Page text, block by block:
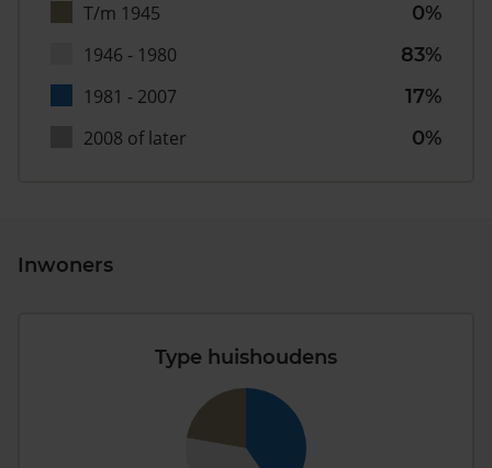
T/m 1945
0%
1946 - 1980
83%
1981 - 2007
17%
2008 of later
0%
Inwoners
Type huishoudens